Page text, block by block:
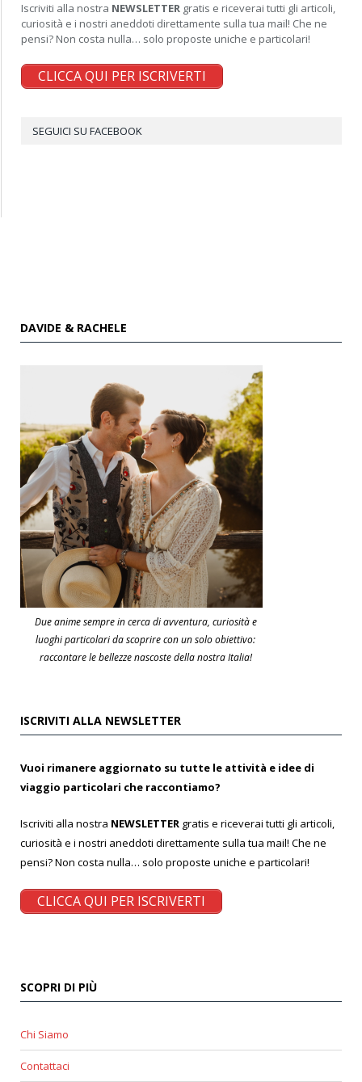
Iscriviti alla nostra NEWSLETTER gratis e riceverai tutti gli articoli,
curiosità e i nostri aneddoti direttamente sulla tua mail! Che ne
pensi? Non costa nulla… solo proposte uniche e particolari!
CLICCA QUI PER ISCRIVERTI
SEGUICI SU FACEBOOK
DAVIDE & RACHELE
Due anime sempre in cerca di avventura, curiosità e
luoghi particolari da scoprire con un solo obiettivo:
raccontare le bellezze nascoste della nostra Italia!
ISCRIVITI ALLA NEWSLETTER
Vuoi rimanere aggiornato su tutte le attività e idee di
viaggio particolari che raccontiamo?
Iscriviti alla nostra NEWSLETTER gratis e riceverai tutti gli articoli,
curiosità e i nostri aneddoti direttamente sulla tua mail! Che ne
pensi? Non costa nulla… solo proposte uniche e particolari!
CLICCA QUI PER ISCRIVERTI
SCOPRI DI PIÙ
Chi Siamo
Contattaci